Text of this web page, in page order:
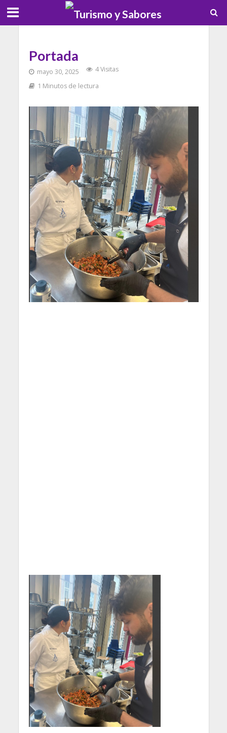
Portada
mayo 30, 2025
4 Visitas
1 Minutos de lectura